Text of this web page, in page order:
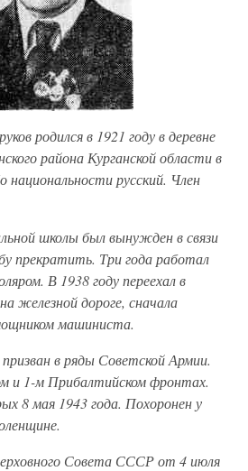
родился в 1921 году в деревне
района Курганской области в
национальности русский. Член
школы был вынужден в связи
прекратить. Три года работал
В 1938 году переехал в
железной дороге, сначала
машиниста.
в ряды Советской Армии.
и 1-м Прибалтийском фронтах.
8 мая 1943 года. Похоронен у
Совета СССР от 4 июля